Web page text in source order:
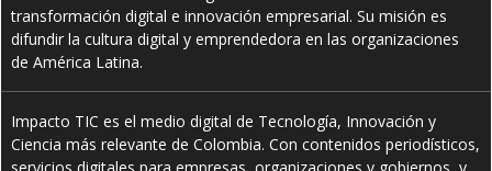
transformación digital e innovación empresarial. Su misión es
difundir la cultura digital y emprendedora en las organizaciones
de América Latina.
Impacto TIC es el medio digital de Tecnología, Innovación y
Ciencia más relevante de Colombia. Con contenidos periodísticos,